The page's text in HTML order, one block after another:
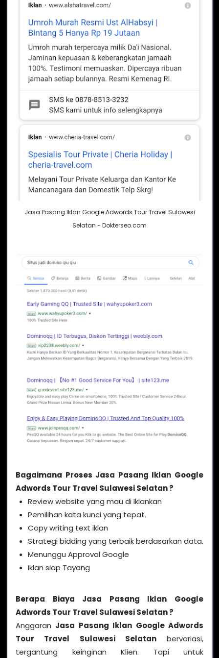
Jasa Pasang Iklan Google Adwords Tour Travel Sulawesi
Selatan - Dokterseo.com
Bagaimana Proses Jasa Pasang Iklan Google
Adwords Tour Travel Sulawesi Selatan ?
Review website yang mau di Iklankan
Pemilihan kata kunci yang tepat.
Copy writing text iklan
Strategi bidding yang terbaik berdasarkan data.
Menunggu Approval Google
Iklan siap Tayang
Berapa Biaya Jasa Pasang Iklan Google
Adwords Tour Travel Sulawesi Selatan ?
Anggaran Jasa Pasang Iklan Google Adwords
Tour Travel Sulawesi Selatanbervariasi,
tergantung keinginan Klien. Tapi untuk